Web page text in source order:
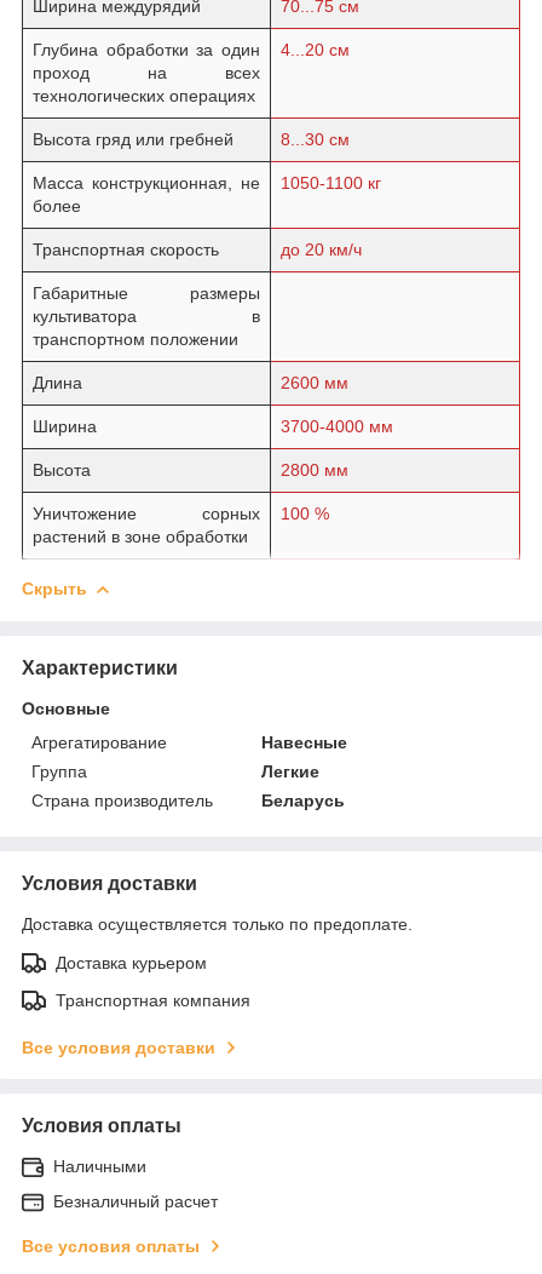
Ширина междурядий 70...75 см
Глубина обработки за один
проход на всех
технологических операциях
4...20 см
Высота гряд или гребней 8...30 см
Масса конструкционная, не
более
1050-1100 кг
Транспортная скорость до 20 км/ч
Габаритные размеры
культиватора в
транспортном положении
Длина 2600 мм
Ширина 3700-4000 мм
Высота 2800 мм
Уничтожение сорных
растений в зоне обработки
100 %
Скрыть
Характеристики
Основные
Агрегатирование
Навесные
Группа
Легкие
Страна производитель
Беларусь
Условия доставки
Доставка осуществляется только по предоплате.
Доставка курьером
Транспортная компания
Все условия доставки
Условия оплаты
Наличными
Безналичный расчет
Все условия оплаты